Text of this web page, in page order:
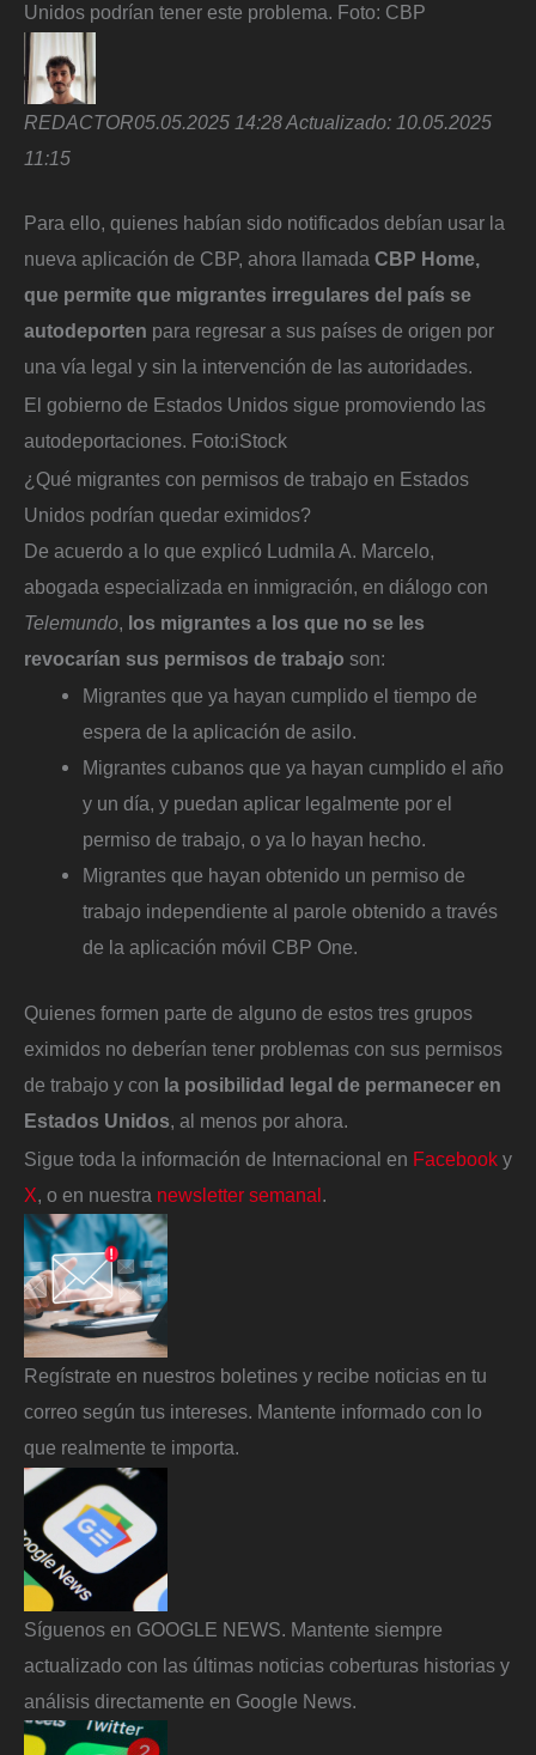
Unidos podrían tener este problema. Foto: CBP
REDACTOR05.05.2025 14:28Actualizado: 10.05.2025
11:15
Para ello, quienes habían sido notificados debían usar la
nueva aplicación de CBP, ahora llamada CBP Home,
que permite que migrantes irregulares del país se
autodeporten para regresar a sus países de origen por
una vía legal y sin la intervención de las autoridades.
El gobierno de Estados Unidos sigue promoviendo las
autodeportaciones. Foto:iStock
¿Qué migrantes con permisos de trabajo en Estados
Unidos podrían quedar eximidos?
De acuerdo a lo que explicó Ludmila A. Marcelo,
abogada especializada en inmigración, en diálogo con
Telemundo, los migrantes a los que no se les
revocarían sus permisos de trabajo son:
Migrantes que ya hayan cumplido el tiempo de
espera de la aplicación de asilo.
Migrantes cubanos que ya hayan cumplido el año
y un día, y puedan aplicar legalmente por el
permiso de trabajo, o ya lo hayan hecho.
Migrantes que hayan obtenido un permiso de
trabajo independiente al parole obtenido a través
de la aplicación móvil CBP One.
Quienes formen parte de alguno de estos tres grupos
eximidos no deberían tener problemas con sus permisos
de trabajo y con la posibilidad legal de permanecer en
Estados Unidos, al menos por ahora.
Sigue toda la información de Internacional en Facebook y
X , o en nuestra newsletter semanal
Regístrate en nuestros boletines y recibe noticias en tu
correo según tus intereses. Mantente informado con lo
que realmente te importa.
Síguenos en GOOGLE NEWS. Mantente siempre
actualizado con las últimas noticias coberturas historias y
análisis directamente en Google News.